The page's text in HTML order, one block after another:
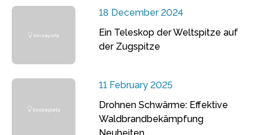
18 December 2024
Ein Teleskop der Weltspitze auf
der Zugspitze
11 February 2025
Drohnen Schwärme: Effektive
Waldbrandbekämpfung
Neuheiten